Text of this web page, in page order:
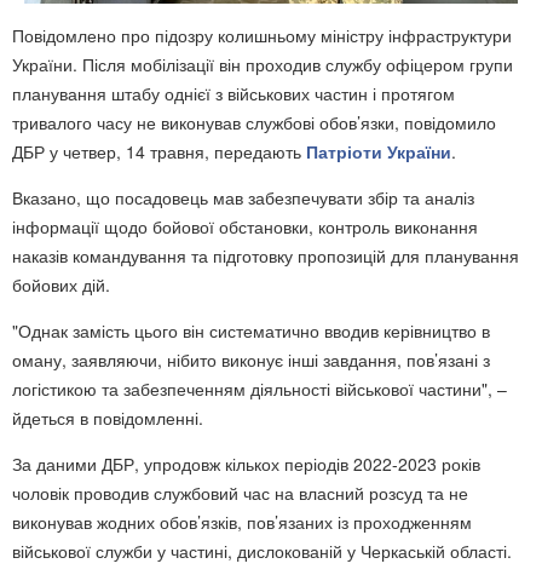
Повідомлено про підозру колишньому міністру інфраструктури
України. Після мобілізації він проходив службу офіцером групи
планування штабу однієї з військових частин і протягом
тривалого часу не виконував службові обов’язки, повідомило
ДБР у четвер, 14 травня, передають Патріоти України.
Вказано, що посадовець мав забезпечувати збір та аналіз
інформації щодо бойової обстановки, контроль виконання
наказів командування та підготовку пропозицій для планування
бойових дій.
"Однак замість цього він систематично вводив керівництво в
оману, заявляючи, нібито виконує інші завдання, пов’язані з
логістикою та забезпеченням діяльності військової частини", –
йдеться в повідомленні.
За даними ДБР, упродовж кількох періодів 2022-2023 років
чоловік проводив службовий час на власний розсуд та не
виконував жодних обов’язків, пов’язаних із проходженням
військової служби у частині, дислокованій у Черкаській області.